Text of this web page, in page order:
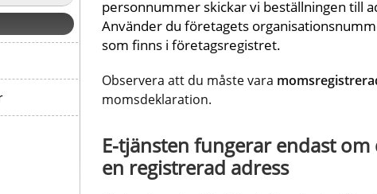
personnummer skickar vi beställningen till
Använder du företagets
som finns i företagsregistret.
Observera att du måste vara
momsdeklaration.
E-tjänsten fungerar endast
en registrerad adress